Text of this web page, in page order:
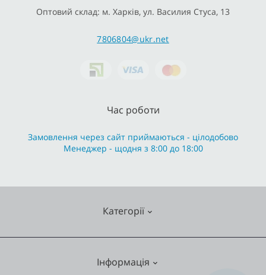
Оптовий склад: м. Харків, ул. Василия Стуса, 13
7806804@ukr.net
Категорії
Інформація
Час роботи
Замовлення через сайт приймаються - цілодобово
Менеджер - щодня з 8:00 до 18:00